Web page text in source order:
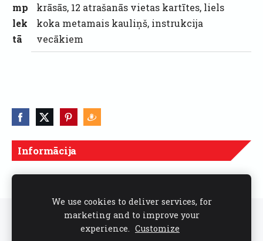
Informācija
Cenas norādītas ar PVN
mp
lek
tā
krāsās, 12 atrašanās vietas kartītes, liels
koka metamais kauliņš, instrukcija
vecākiem
Sīkdatnes
We use cookies to deliver services, for
marketing and to improve your
experience. Customize